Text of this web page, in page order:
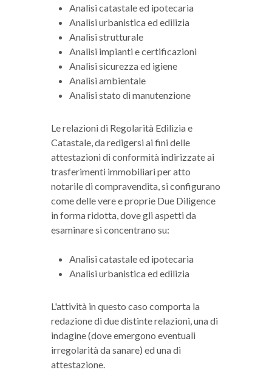
Analisi catastale ed ipotecaria
Analisi urbanistica ed edilizia
Analisi strutturale
Analisi impianti e certificazioni
Analisi sicurezza ed igiene
Analisi ambientale
Analisi stato di manutenzione
Le relazioni di Regolarità Edilizia e
Catastale, da redigersi ai fini delle
attestazioni di conformità indirizzate ai
trasferimenti immobiliari per atto
notarile di compravendita, si configurano
come delle vere e proprie Due Diligence
in forma ridotta, dove gli aspetti da
esaminare si concentrano su:
Analisi catastale ed ipotecaria
Analisi urbanistica ed edilizia
L'attività in questo caso comporta la
redazione di due distinte relazioni, una di
indagine (dove emergono eventuali
irregolarità da sanare) ed una di
attestazione.